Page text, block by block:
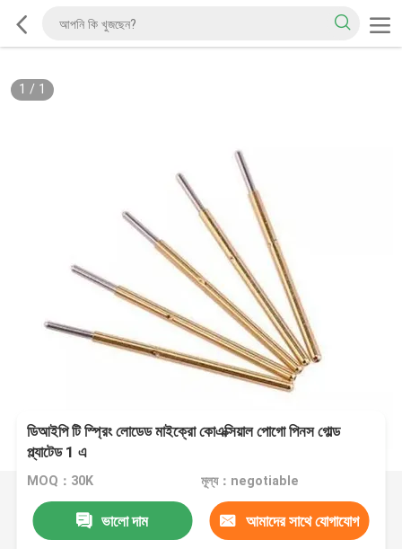
1 / 1
ডিআইপি টি স্প্রিং লোডেড মাইক্রো কোএক্সিয়াল পোগো পিনস গোল্ড
প্ল্যাটেড 1 এ
MOQ：30K মূল্য：negotiable
ভালো দাম আমাদের সাথে যোগাযোগ